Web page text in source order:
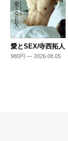
愛とSEX/寺西拓人
980円 — 2026.08.05